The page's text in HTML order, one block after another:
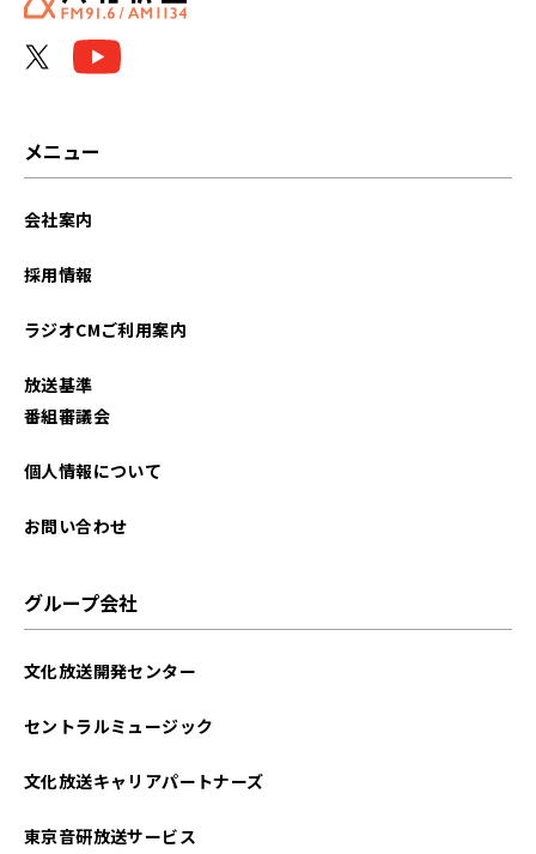
メニュー
会社案内
採用情報
ラジオCMご利用案内
放送基準
番組審議会
個人情報について
お問い合わせ
グループ会社
文化放送開発センター
セントラルミュージック
文化放送キャリアパートナーズ
東京音研放送サービス